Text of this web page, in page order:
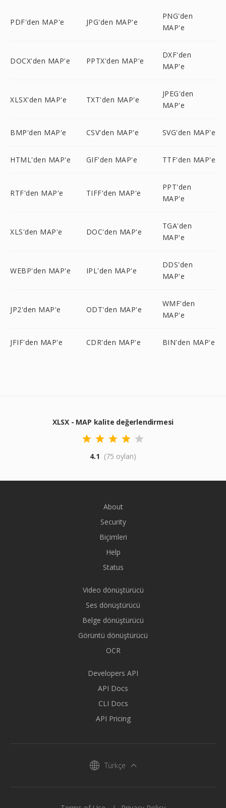
PDF'den MAP'e JPG'den MAP'e
PNG'den
MAP'e
DOCX'den MAP'e PPTX'den MAP'e
DXF'den
MAP'e
XLSX'den MAP'e TXT'den MAP'e
JPEG'den
MAP'e
BMP'den MAP'e CSV'den MAP'e SVG'den MAP'e
HTML'den MAP'e GIF'den MAP'e TTF'den MAP'e
RTF'den MAP'e TIFF'den MAP'e
PPT'den
MAP'e
XLS'den MAP'e DOC'den MAP'e
TGA'den
MAP'e
WEBP'den MAP'e IPL'den MAP'e
DDS'den
MAP'e
JP2'den MAP'e ODT'den MAP'e
WMF'den
MAP'e
JFIF'den MAP'e CDR'den MAP'e BIN'den MAP'e
XLSX - MAP kalite değerlendirmesi
4.1 (75 oyları)
About
Security
Biçimleri
Help
Status
Video dönüştürücü
Ses dönüştürücü
Belge dönüştürücü
Görüntü dönüştürücü
OCR
Developers API
API Docs
CLI Docs
API Pricing
Türkçe